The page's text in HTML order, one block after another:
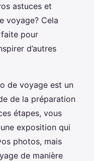
astuces et
voyage? Cela
pour
d’autres
de voyage est un
de la préparation
étapes, vous
exposition qui
photos, mais
de manière